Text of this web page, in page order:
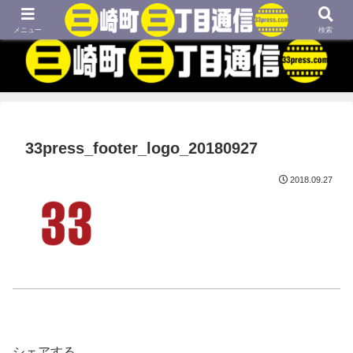
MBTIネタや映画、外国語学習などについてのブログです
33press_footer_logo_20180927
2018.09.27
メニュー 検索